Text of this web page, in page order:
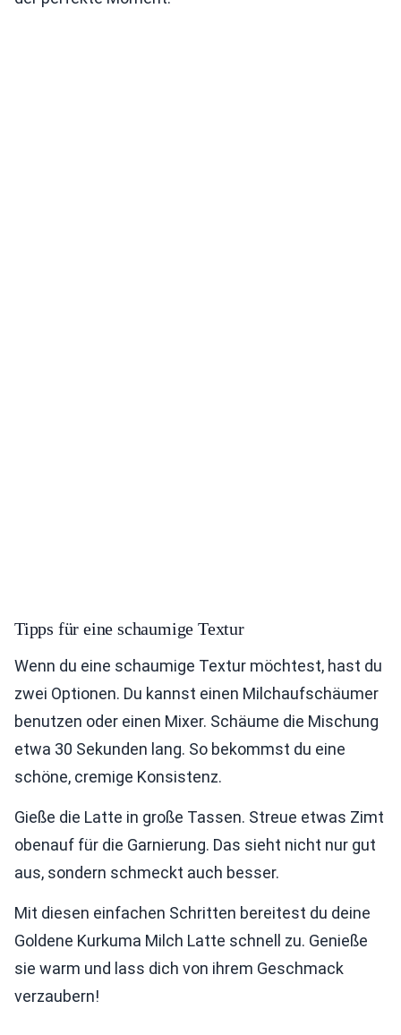
Tipps für eine schaumige Textur
Wenn du eine schaumige Textur möchtest, hast du
zwei Optionen. Du kannst einen Milchaufschäumer
benutzen oder einen Mixer. Schäume die Mischung
etwa 30 Sekunden lang. So bekommst du eine
schöne, cremige Konsistenz.
Gieße die Latte in große Tassen. Streue etwas Zimt
obenauf für die Garnierung. Das sieht nicht nur gut
aus, sondern schmeckt auch besser.
Mit diesen einfachen Schritten bereitest du deine
Goldene Kurkuma Milch Latte schnell zu. Genieße
sie warm und lass dich von ihrem Geschmack
verzaubern!